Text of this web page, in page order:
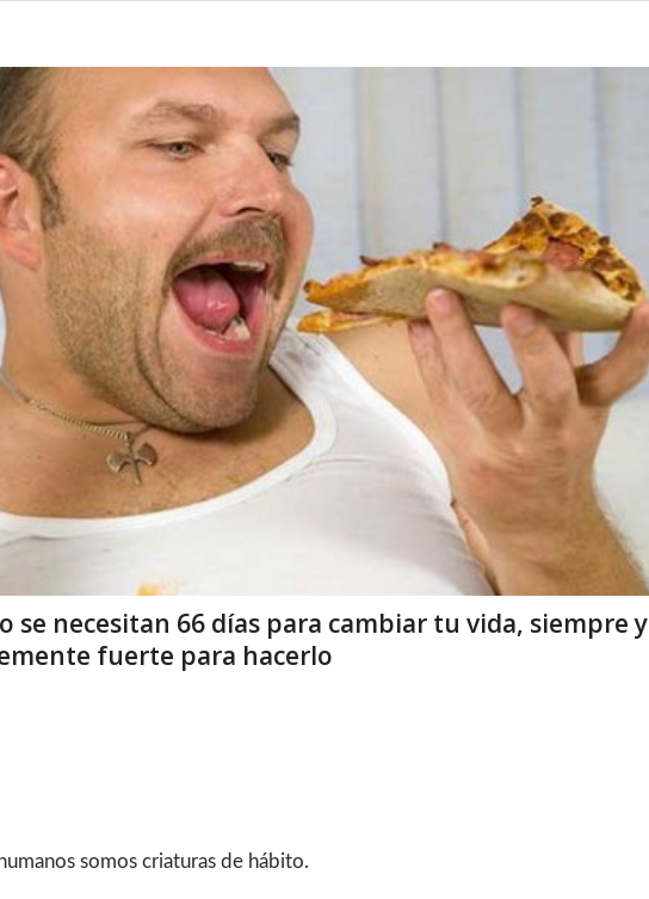
se necesitan 66 días para cambiar tu vida, siempre y
fuerte para hacerlo
somos criaturas de hábito.